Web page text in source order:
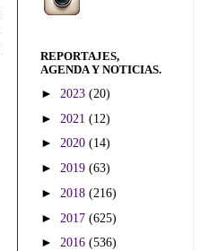
REPORTAJES,
AGENDA Y NOTICIAS.
► 2023 (20)
► 2021 (12)
► 2020 (14)
► 2019 (63)
► 2018 (216)
► 2017 (625)
► 2016 (536)